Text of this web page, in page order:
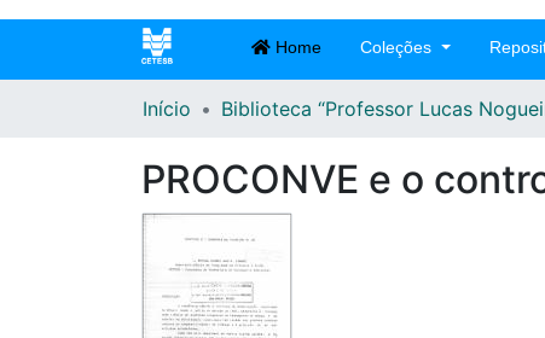
Home Coleções
Início Biblioteca “Professor Lucas
PROCONVE e o